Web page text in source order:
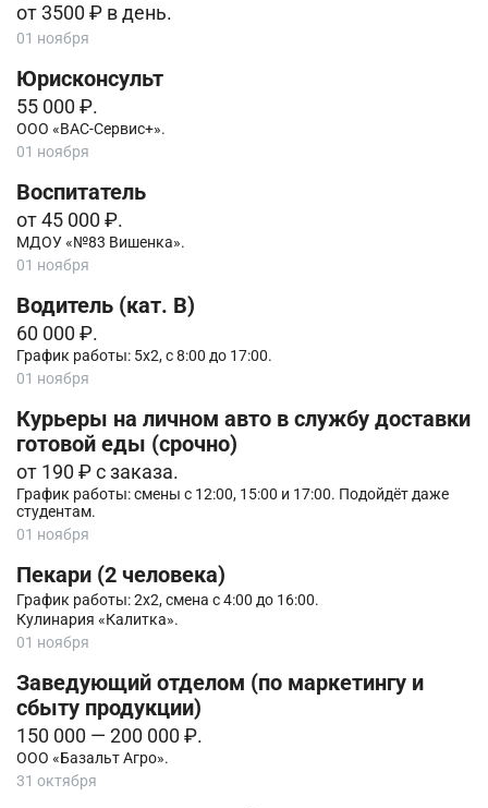
от 3500 ₽ в день.
01 ноября
Юрисконсульт
55 000 ₽.
ООО «ВАС-Сервис+».
01 ноября
Воспитатель
от 45 000 ₽.
МДОУ «№83 Вишенка».
01 ноября
Водитель (кат. B)
60 000 ₽.
График работы: 5х2, с 8:00 до 17:00.
01 ноября
Курьеры на личном авто в службу доставки
готовой еды (срочно)
от 190 ₽ с заказа.
График работы: смены с 12:00, 15:00 и 17:00. Подойдёт даже
студентам.
01 ноября
Пекари (2 человека)
График работы: 2х2, смена с 4:00 до 16:00.
Кулинария «Калитка».
01 ноября
Заведующий отделом (по маркетингу и
сбыту продукции)
150 000 — 200 000 ₽.
ООО «Базальт Агро».
31 октября